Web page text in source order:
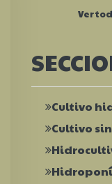
Ver
Cultivo
Cultivo